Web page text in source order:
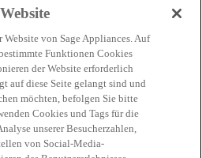
information)
Website von Sage Appliances. Auf
Funktionen Cookies
der Website erforderlich
auf diese Seite gelangt sind und
möchten, befolgen Sie bitte
Cookies und Tags für die
unserer Besucherzahlen,
von Social-Media-